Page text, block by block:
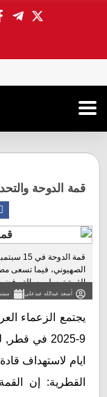
قمة الدوحة
الصهيوني، فيما تسعى
القمة ترسل رسالة رفض
أسعد عبدالله عبدعلي سبتمبر
9-2025 في
ايام لاستهداف
القطرية: إن